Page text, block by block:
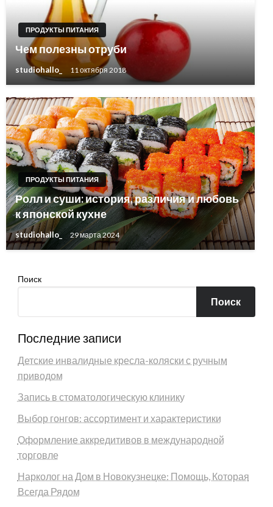
ПРОДУКТЫ ПИТАНИЯ
Чем полезны отруби
studiohallo_ 11 октября 2018
ПРОДУКТЫ ПИТАНИЯ
Ролл и суши: история, различия и любовь
к японской кухне
studiohallo_ 29 марта 2024
Поиск
Поиск
Последние записи
Детские инвалидные кресла-коляски с ручным
приводом
Запись в стоматологическую клинику
Выбор гонгов: ассортимент и характеристики
Оформление аккредитивов в международной
торговле
Нарколог на Дом в Новокузнецке: Помощь, Которая
Всегда Рядом